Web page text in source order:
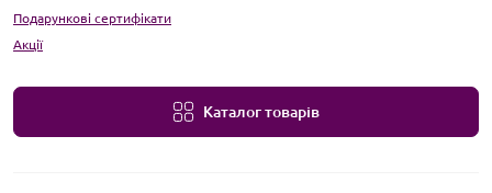
Подарункові сертифікати
Акції
Каталог товарів